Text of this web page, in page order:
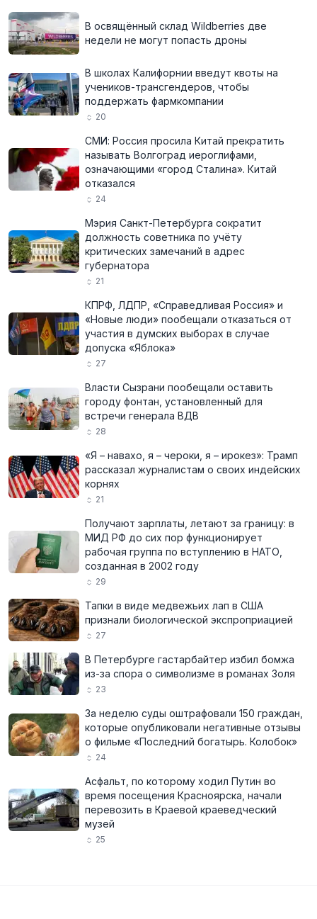
В освящённый склад Wildberries две
недели не могут попасть дроны
В школах Калифорнии введут квоты на
учеников-трансгендеров, чтобы
поддержать фармкомпании
20
СМИ: Россия просила Китай прекратить
называть Волгоград иероглифами,
означающими «город Сталина». Китай
отказался
24
Мэрия Санкт-Петербурга сократит
должность советника по учёту
критических замечаний в адрес
губернатора
21
КПРФ, ЛДПР, «Справедливая Россия» и
«Новые люди» пообещали отказаться от
участия в думских выборах в случае
допуска «Яблока»
27
Власти Сызрани пообещали оставить
городу фонтан, установленный для
встречи генерала ВДВ
28
«Я – навахо, я – чероки, я – ирокез»: Трамп
рассказал журналистам о своих индейских
корнях
21
Получают зарплаты, летают за границу: в
МИД РФ до сих пор функционирует
рабочая группа по вступлению в НАТО,
созданная в 2002 году
29
Тапки в виде медвежьих лап в США
признали биологической экспроприацией
27
В Петербурге гастарбайтер избил бомжа
из-за спора о символизме в романах Золя
23
За неделю суды оштрафовали 150 граждан,
которые опубликовали негативные отзывы
о фильме «Последний богатырь. Колобок»
24
Асфальт, по которому ходил Путин во
время посещения Красноярска, начали
перевозить в Краевой краеведческий
музей
25